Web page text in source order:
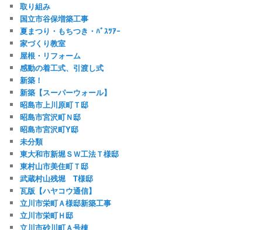
取り組み
国立市谷保増築工事
夏まつり・もちつき・ﾊﾞｽﾂｱｰ
家づくり教室
屋根・リフォーム
感動の着工式、引渡し式
新築！
新築【スーパーウォール】
昭島市上川原町Ｔ邸
昭島市宮沢町Ｎ邸
昭島市宮沢町Y邸
未分類
東大和市新堀ＳＷ工法Ｔ様邸
東村山市美住町Ｔ邸
武蔵村山残堀 T様邸
瓦版【ハヤコウ通信】
立川市栄町Ａ様邸新築工事
立川市栄町Ｈ邸
立川市砂川町Ａ号棟